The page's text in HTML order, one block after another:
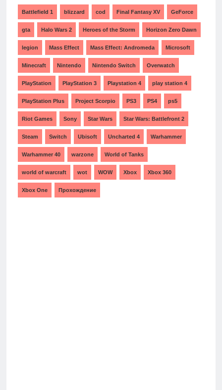
Battlefield 1 blizzard cod Final Fantasy XV GeForce
gta Halo Wars 2 Heroes of the Storm Horizon Zero Dawn
legion Mass Effect Mass Effect: Andromeda Microsoft
Minecraft Nintendo Nintendo Switch Overwatch
PlayStation PlayStation 3 Playstation 4 play station 4
PlayStation Plus Project Scorpio PS3 PS4 ps5
Riot Games Sony Star Wars Star Wars: Battlefront 2
Steam Switch Ubisoft Uncharted 4 Warhammer
Warhammer 40 warzone World of Tanks
world of warcraft wot WOW Xbox Xbox 360
Xbox One Прохождение